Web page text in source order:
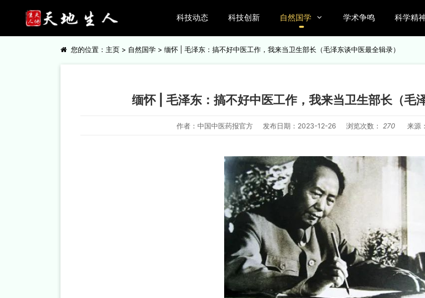
科技动态 科技创新 自然国学  学术争鸣 科学精
您的位置： 主页 > 自然国学 > 缅怀 | 毛泽东：搞不好中医工作，我来当卫生部长（毛泽东谈中医最全辑录）
缅怀 | 毛泽东：搞不好中医工作，我来当卫生部长（毛
作者：中国中医药报官方 发布日期：2023-12-26 浏览次数： 270 来源